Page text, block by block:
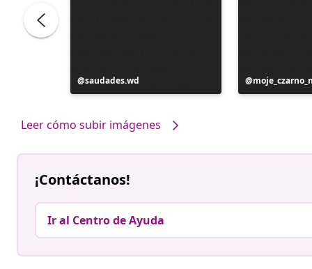
Publicación
realizada
saudades.wd
Publicación
realizada
Leer cómo subir imágenes
¡Contáctanos!
Ir al Centro de Ayuda